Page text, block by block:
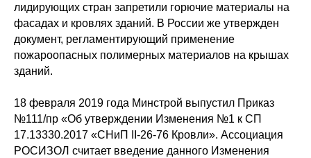
лидирующих стран запретили горючие материалы на
фасадах и кровлях зданий. В России же утвержден
документ, регламентирующий применение
пожароопасных полимерных материалов на крышах
зданий.
18 февраля 2019 года Минстрой выпустил Приказ
№111/пр «Об утверждении Изменения №1 к СП
17.13330.2017 «СНиП II-26-76 Кровли». Ассоциация
РОСИЗОЛ считает введение данного Изменения